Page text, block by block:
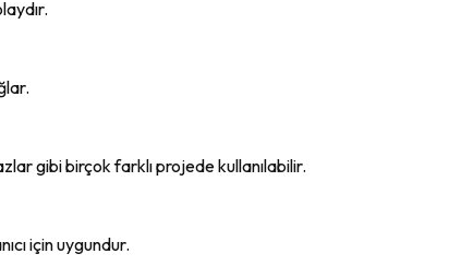
gibi birçok farklı projede kullanılabilir.
için uygundur.